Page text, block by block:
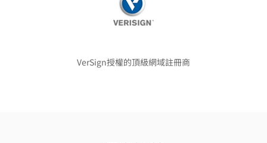
VerSign授權的頂級網域註冊商